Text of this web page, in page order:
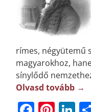
rímes, négyütemű
magyarokhoz,
sínylődő
Olvasd tovább →